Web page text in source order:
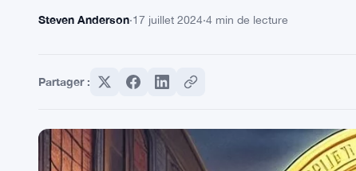
Steven Anderson·17 juillet 2024·4 min de lecture
Partager :